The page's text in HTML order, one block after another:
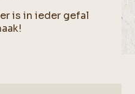
is in ieder gefal